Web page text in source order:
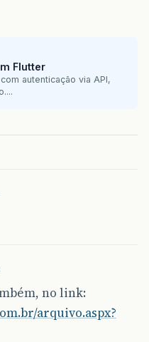
Flutter
autenticação via API,
no link:
arquivo.aspx?